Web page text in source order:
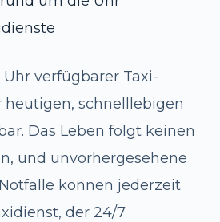
verfügbarer Taxi-
heutigen, schnelllebigen
Das Leben folgt keinen
und unvorhergesehene
können jederzeit
der 24/7